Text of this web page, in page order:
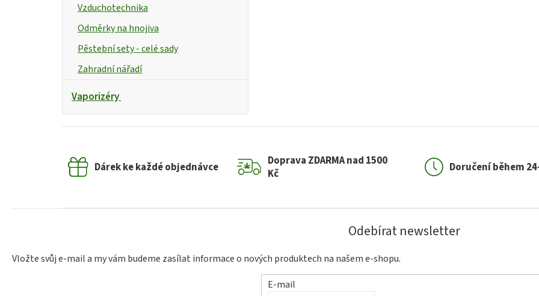
Vzduchotechnika
Odměrky na hnojiva
Pěstební sety - celé sady
Zahradní nářadí
Vaporizéry
Dárek ke každé objednávce
Doprava ZDARMA nad 1500
Kč
Doručení během
Odebírat newsletter
Vložte svůj e-mail a my vám budeme zasílat informace o nových produktech na našem e-shopu.
E-mail